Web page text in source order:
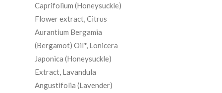
Caprifolium (Honeysuckle)
Flower extract, Citrus
Aurantium Bergamia
(Bergamot) Oil*, Lonicera
Japonica (Honeysuckle)
Extract, Lavandula
Angustifolia (Lavender)